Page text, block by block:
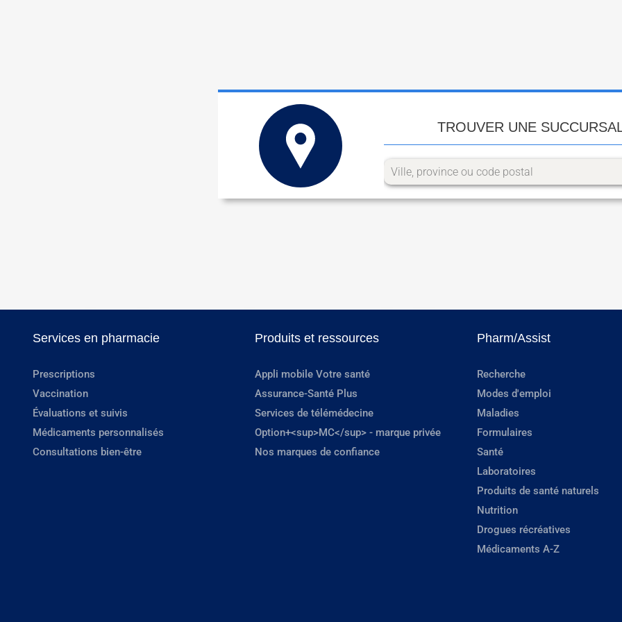
TROUVER UNE
Services en pharmacie
Prescriptions
Vaccination
Évaluations et suivis
Médicaments personnalisés
Consultations bien-être
Produits et ressources
Appli mobile Votre santé
Assurance-Santé Plus
Services de télémédecine
Option+<sup>MC</sup> - marque privée
Nos marques de confiance
Pharm/Assist
Recherche
Modes d'emploi
Maladies
Formulaires
Santé
Laboratoires
Produits de santé naturels
Nutrition
Drogues récréatives
Médicaments A-Z